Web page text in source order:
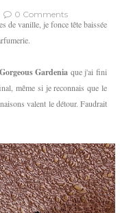
0 Comments
de vanille, je fonce tête baissée
Gorgeous Gardenia que j'ai fini
même si je reconnais que le
valent le détour. Faudrait